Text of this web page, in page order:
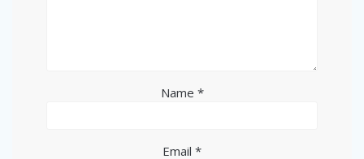
Name *
Email *